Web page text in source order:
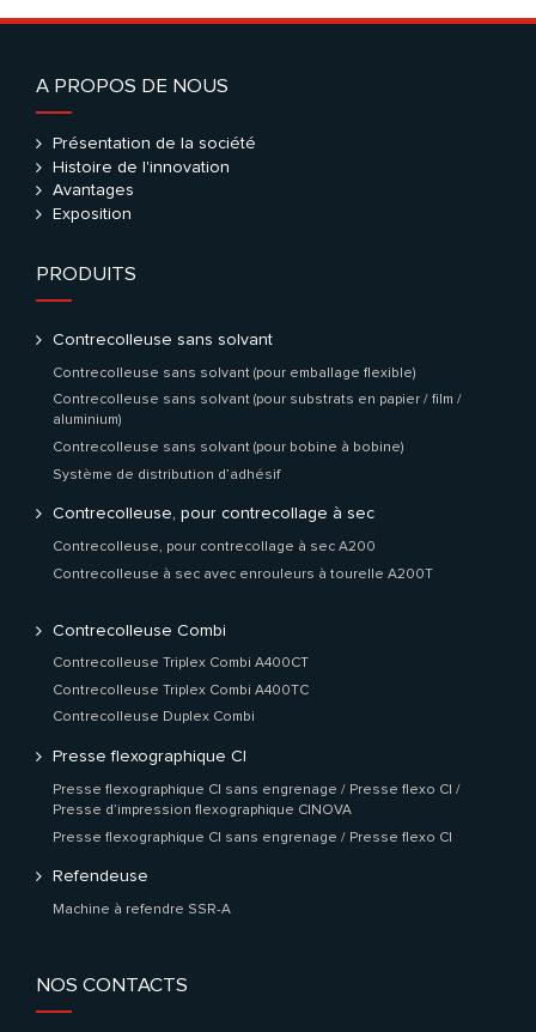
A PROPOS DE NOUS
Présentation de la société
Histoire de l'innovation
Avantages
Exposition
PRODUITS
Contrecolleuse sans solvant
Contrecolleuse sans solvant (pour emballage flexible)
Contrecolleuse sans solvant (pour substrats en papier / film /
aluminium)
Contrecolleuse sans solvant (pour bobine à bobine)
Système de distribution d’adhésif
Contrecolleuse, pour contrecollage à sec
Contrecolleuse, pour contrecollage à sec A200
Contrecolleuse à sec avec enrouleurs à tourelle A200T
Contrecolleuse Combi
Contrecolleuse Triplex Combi A400CT
Contrecolleuse Triplex Combi A400TC
Contrecolleuse Duplex Combi
Presse flexographique CI
Presse flexographique CI sans engrenage / Presse flexo CI /
Presse d’impression flexographique CINOVA
Presse flexographique CI sans engrenage / Presse flexo CI
Refendeuse
Machine à refendre SSR-A
NOS CONTACTS